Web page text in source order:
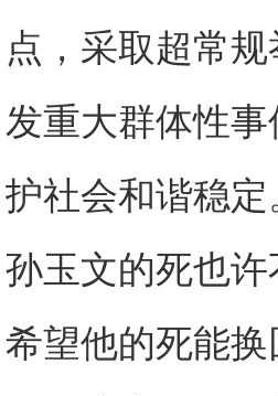
点，采取超常
发重大群体性
护社会和谐稳定
孙玉文的死也
希望他的死能